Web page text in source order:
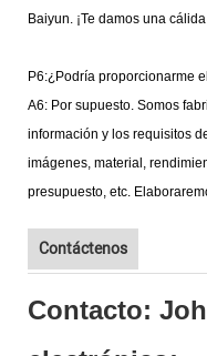
Baiyun. ¡Te damos una
P6:¿Podría proporcionarme
A6: Por supuesto. Somos
información y los requisitos
imágenes, material,
presupuesto, etc.
Contáctenos
Contacto: